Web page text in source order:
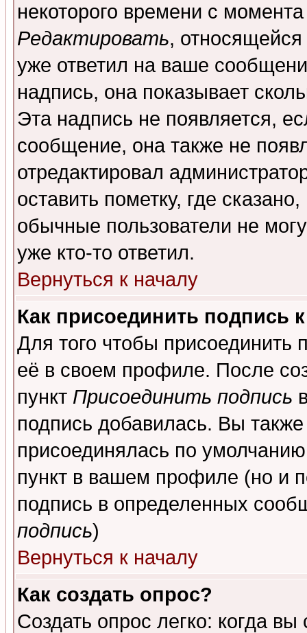
некоторого времени с
Редактировать,
уже ответил на ваше
надпись, она показывает
Эта надпись не появляется,
сообщение, она также не
отредактировал
оставить пометку, где
обычные пользователи не
уже кто-то ответил.
Вернуться к началу
Как присоединить подпись
Для того чтобы присоединить
её в своем профиле. После
пункт Присоединить подпись
подпись добавилась. Вы
присоединялась по
пункт в вашем профиле (но и
подпись в определенных
подпись)
Вернуться к началу
Как создать опрос?
Создать опрос легко: когда